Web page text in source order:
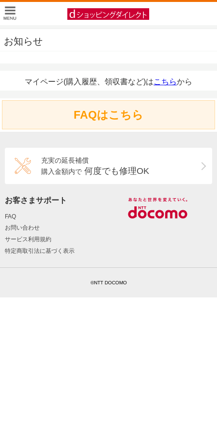
お知らせ
マイページ(購入履歴、領収書など)はこちらから
FAQはこちら
充実の延長補償
購入金額内で 何度でも修理OK
お客さまサポート
FAQ
お問い合わせ
サービス利用規約
特定商取引法に基づく表示
©NTT DOCOMO